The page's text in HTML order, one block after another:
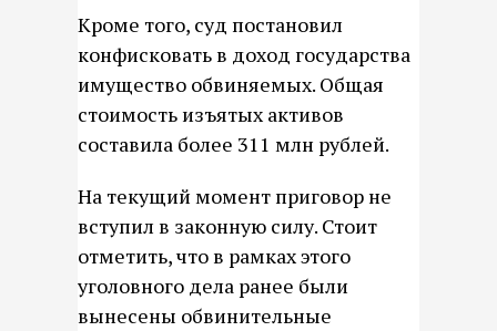
Кроме того, суд постановил
конфисковать в доход государства
имущество обвиняемых. Общая
стоимость изъятых активов
составила более 311 млн рублей.
На текущий момент приговор не
вступил в законную силу. Стоит
отметить, что в рамках этого
уголовного дела ранее были
вынесены обвинительные